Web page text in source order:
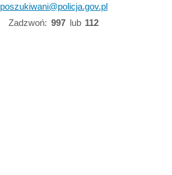
poszukiwani@policja.gov.pl
Zadzwoń: 997lub 112